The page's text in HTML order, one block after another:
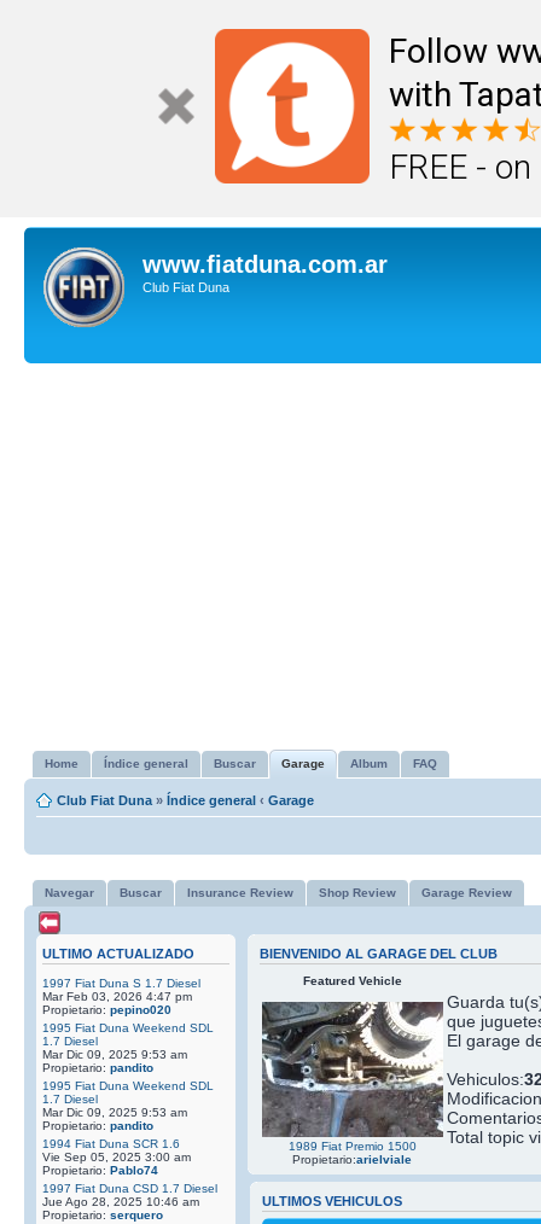
Follow
with
FREE -
www.fiatduna.com.ar
Club Fiat Duna
Home Índice general Buscar Garage Album FAQ
Club Fiat Duna » Índice general ‹ Garage
Navegar Buscar Insurance Review Shop Review Garage Review
ULTIMO ACTUALIZADO
1997 Fiat Duna S 1.7 Diesel
Mar Feb 03, 2026 4:47 pm
Propietario: pepino020
1995 Fiat Duna Weekend SDL
1.7 Diesel
Mar Dic 09, 2025 9:53 am
Propietario: pandito
1995 Fiat Duna Weekend SDL
1.7 Diesel
Mar Dic 09, 2025 9:53 am
Propietario: pandito
1994 Fiat Duna SCR 1.6
Vie Sep 05, 2025 3:00 am
Propietario: Pablo74
1997 Fiat Duna CSD 1.7 Diesel
Jue Ago 28, 2025 10:46 am
Propietario: serquero
BIENVENIDO AL GARAGE DEL CLUB
Featured Vehicle
1989 Fiat Premio 1500
Propietario:arielviale
Guarda
que
El garage
Vehiculos:
Total topic
ULTIMOS VEHICULOS